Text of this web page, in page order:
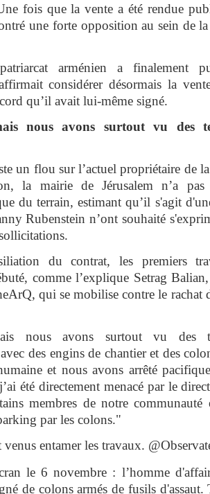
fois que la vente a été rendue
une forte opposition au sein de la
arménien a finalement
considérer désormais la
qu’il avait lui-même signé.
nous avons surtout vu des
un flou sur l’actuel propriétaire de
la mairie de Jérusalem n’a pas
du terrain, estimant qu’il s'agit
Rubenstein n’ont souhaité
du contrat, les premiers
comme l’explique Setrag
qui se mobilise contre le rachat
nous avons surtout vu des
des engins de chantier et des
et nous avons arrêté
été directement menacé par le
membres de notre
par les colons."
entamer les travaux.
le 6 novembre : l’homme
de colons armés de fusils d'assaut.